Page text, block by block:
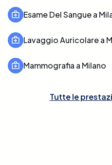
Esame Del Sangue a
Lavaggio Auricolare a
Mammografia a Milano
Tutte le